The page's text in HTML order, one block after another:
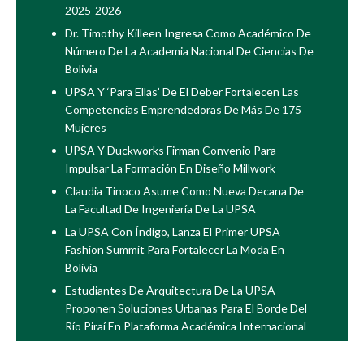
2025-2026
Dr. Timothy Killeen Ingresa Como Académico De
Número De La Academia Nacional De Ciencias De
Bolivia
UPSA Y ‘Para Ellas’ De El Deber Fortalecen Las
Competencias Emprendedoras De Más De 175
Mujeres
UPSA Y Duckworks Firman Convenio Para
Impulsar La Formación En Diseño Millwork
Claudia Tinoco Asume Como Nueva Decana De
La Facultad De Ingeniería De La UPSA
La UPSA Con Índigo, Lanza El Primer UPSA
Fashion Summit Para Fortalecer La Moda En
Bolivia
Estudiantes De Arquitectura De La UPSA
Proponen Soluciones Urbanas Para El Borde Del
Río Piraí En Plataforma Académica Internacional